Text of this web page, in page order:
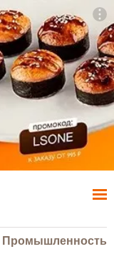
Промышленность